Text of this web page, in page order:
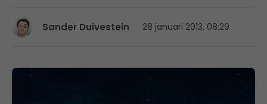
Sander Duivestein 28 januari 2013, 08:29